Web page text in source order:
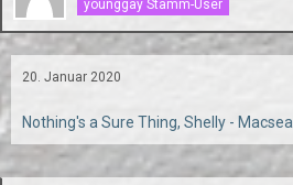
younggay Stamm-User
20. Januar 2020
Nothing's a Sure Thing, Shelly - Macseal